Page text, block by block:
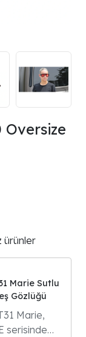
Oversize
ürünler
Marie Sutlu
Gözlüğü
Marie,
serisinde